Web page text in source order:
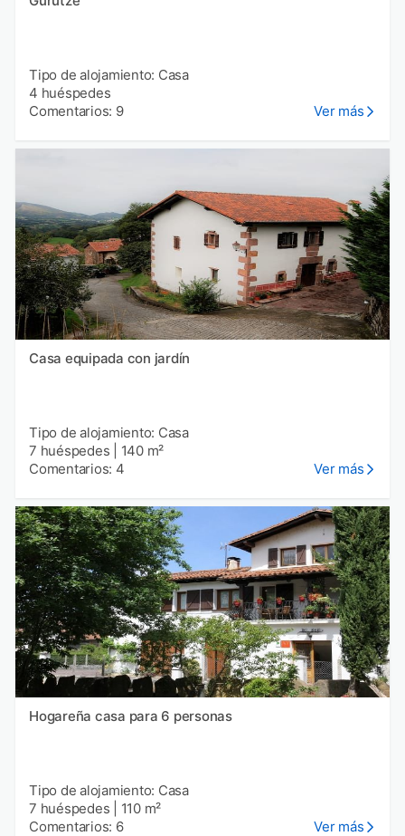
Tipo de alojamiento: Casa
4 huéspedes
Comentarios: 9
Ver más
Casa equipada con jardín
Tipo de alojamiento: Casa
7 huéspedes
140 m²
Comentarios: 4
Ver más
Hogareña casa para 6 personas
Tipo de alojamiento: Casa
7 huéspedes
110 m²
Comentarios: 6
Ver más